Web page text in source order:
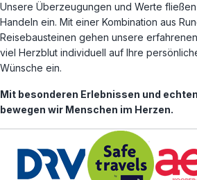
Unsere Überzeugungen und Werte
Handeln ein. Mit einer Kombination aus
Reisebausteinen gehen unsere
viel Herzblut individuell auf Ihre
Wünsche ein.
Mit besonderen Erlebnissen und
bewegen wir Menschen im Herzen.